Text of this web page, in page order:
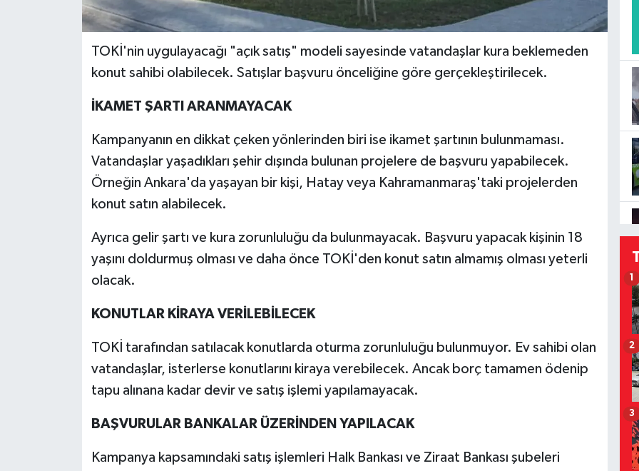
TOKİ'nin uygulayacağı "açık satış" modeli sayesinde vatandaşlar kura beklemeden
konut sahibi olabilecek. Satışlar başvuru önceliğine göre gerçekleştirilecek.
İKAMET ŞARTI ARANMAYACAK
Kampanyanın en dikkat çeken yönlerinden biri ise ikamet şartının bulunmaması.
Vatandaşlar yaşadıkları şehir dışında bulunan projelere de başvuru yapabilecek.
Örneğin Ankara'da yaşayan bir kişi, Hatay veya Kahramanmaraş'taki projelerden
konut satın alabilecek.
Ayrıca gelir şartı ve kura zorunluluğu da bulunmayacak. Başvuru yapacak kişinin 18
yaşını doldurmuş olması ve daha önce TOKİ'den konut satın almamış olması yeterli
olacak.
KONUTLAR KİRAYA VERİLEBİLECEK
TOKİ tarafından satılacak konutlarda oturma zorunluluğu bulunmuyor. Ev sahibi olan
vatandaşlar, isterlerse konutlarını kiraya verebilecek. Ancak borç tamamen ödenip
tapu alınana kadar devir ve satış işlemi yapılamayacak.
BAŞVURULAR BANKALAR ÜZERİNDEN YAPILACAK
Kampanya kapsamındaki satış işlemleri Halk Bankası ve Ziraat Bankası şubeleri
1
2
3
Yurttan